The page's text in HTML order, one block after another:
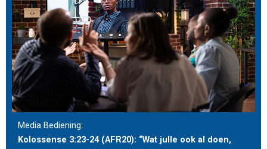
Media Bediening:
Kolossense 3:23-24 (AFR20): “Wat julle ook al doen,